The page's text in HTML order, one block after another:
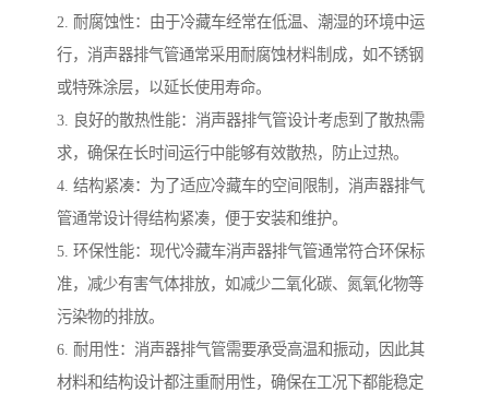
2. 耐腐蚀性：由于冷藏车经常在低温、潮湿的环境中运
行，消声器排气管通常采用耐腐蚀材料制成，如不锈钢
或特殊涂层，以延长使用寿命。
3. 良好的散热性能：消声器排气管设计考虑到了散热需
求，确保在长时间运行中能够有效散热，防止过热。
4. 结构紧凑：为了适应冷藏车的空间限制，消声器排气
管通常设计得结构紧凑，便于安装和维护。
5. 环保性能：现代冷藏车消声器排气管通常符合环保标
准，减少有害气体排放，如减少二氧化碳、氮氧化物等
污染物的排放。
6. 耐用性：消声器排气管需要承受高温和振动，因此其
材料和结构设计都注重耐用性，确保在工况下都能稳定